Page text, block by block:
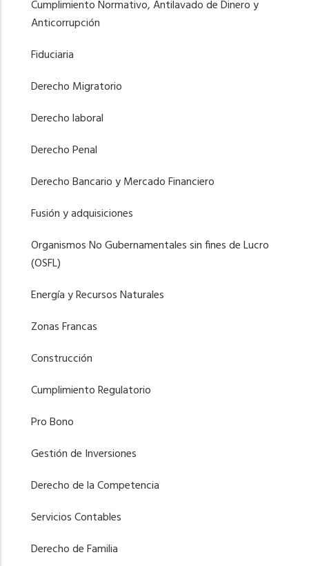
Cumplimiento Normativo, Antilavado de Dinero y
Anticorrupción
Fiduciaria
Derecho Migratorio
Derecho laboral
Derecho Penal
Derecho Bancario y Mercado Financiero
Fusión y adquisiciones
Organismos No Gubernamentales sin fines de Lucro
(OSFL)
Energía y Recursos Naturales
Zonas Francas
Construcción
Cumplimiento Regulatorio
Pro Bono
Gestión de Inversiones
Derecho de la Competencia
Servicios Contables
Derecho de Familia